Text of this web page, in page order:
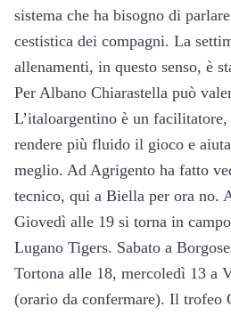
sistema che ha bisogno di
cestistica dei compagni. La
allenamenti, in questo senso, è
Per Albano Chiarastella può
L’italoargentino è un
rendere più fluido il gioco e
meglio. Ad Agrigento ha fatto
tecnico, qui a Biella per ora no.
Giovedì alle 19 si torna in
Lugano Tigers. Sabato a
Tortona alle 18, mercoledì 13 a
(orario da confermare). Il trofeo